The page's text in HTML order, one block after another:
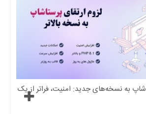
به نسخه‌های جدید: امنیت، فراتر از یک